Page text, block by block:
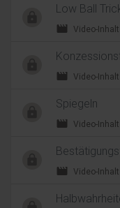
Low Ball
movie Video-Inhalt
movie Video-Inhalt
Spiegeln
movie Video-Inhalt
movie Video-Inhalt